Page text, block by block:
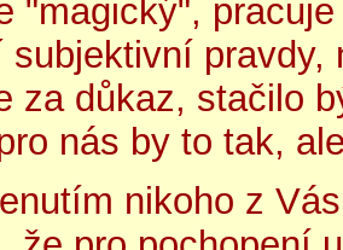
"magický",
subjektivní
za důkaz, stačilo
nás by to tak,
nikoho z